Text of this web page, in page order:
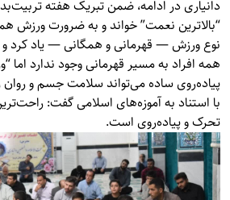
دانیاری در ادامه، ضمن تبریک هفته
“بالاترین نعمت” خواند و به ضرورت ورزش
نوع ورزش — قهرمانی و همگانی — یاد کرد و
همه افراد به مسیر قهرمانی وجود ندارد اما
پیاده‌روی ساده می‌تواند سلامت جسم و
با استناد به آموزه‌های اسلامی گفت:
تحرک و پیاده‌روی است.